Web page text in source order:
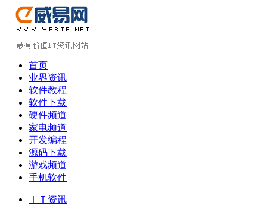
首页
业界资讯
软件教程
软件下载
硬件频道
家电频道
开发编程
源码下载
游戏频道
手机软件
ＩＴ资讯